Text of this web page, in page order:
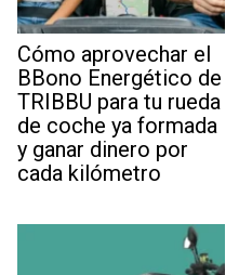
Cómo aprovechar el
BBono Energético de
TRIBBU para tu rueda
de coche ya formada
y ganar dinero por
cada kilómetro